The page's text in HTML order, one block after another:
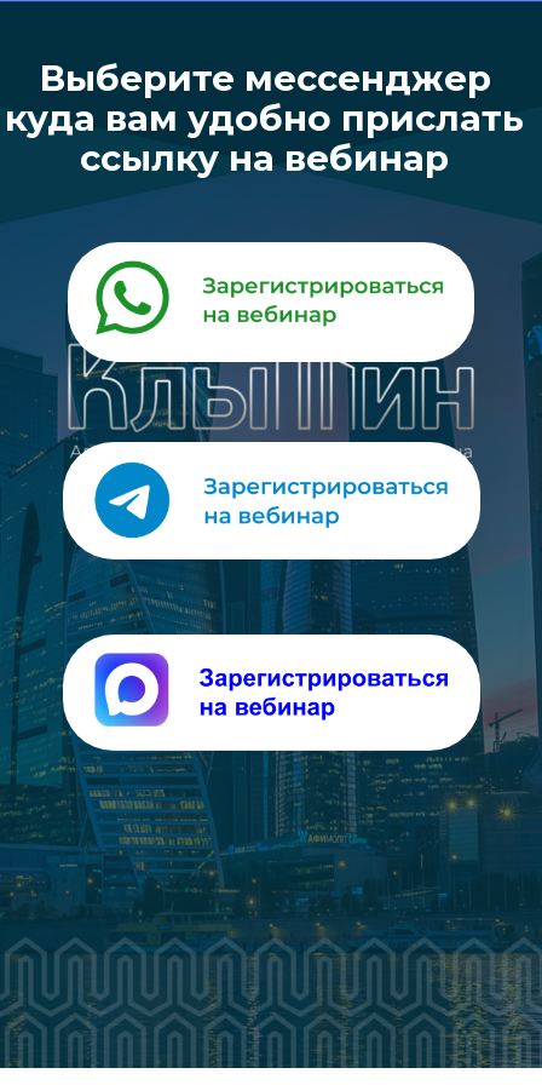
Выберите мессенджер
куда вам удобно прислать
ссылку на вебинар
ИП Клышин Алексей Владиславович, ОГРНИП
319774600132921
ИНН 644801279628